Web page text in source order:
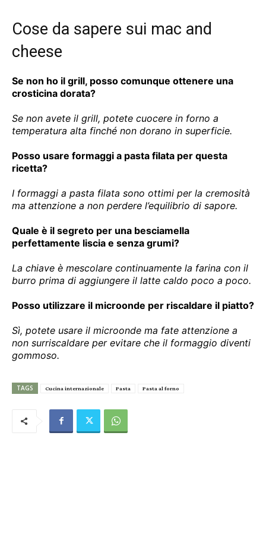
Cose da sapere sui mac and
cheese
Se non ho il grill, posso comunque ottenere una
crosticina dorata?
Se non avete il grill, potete cuocere in forno a
temperatura alta finché non dorano in superficie.
Posso usare formaggi a pasta filata per questa
ricetta?
I formaggi a pasta filata sono ottimi per la cremosità
ma attenzione a non perdere l’equilibrio di sapore.
Quale è il segreto per una besciamella
perfettamente liscia e senza grumi?
La chiave è mescolare continuamente la farina con il
burro prima di aggiungere il latte caldo poco a poco.
Posso utilizzare il microonde per riscaldare il piatto?
Sì, potete usare il microonde ma fate attenzione a
non surriscaldare per evitare che il formaggio diventi
gommoso.
TAGS Cucina internazionale Pasta Pasta al forno